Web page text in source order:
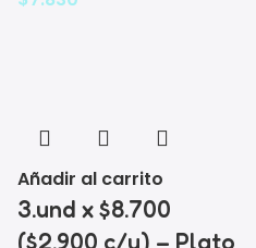
Añadir al carrito
3.und x $8.700
($2.900 c/u) – Plato